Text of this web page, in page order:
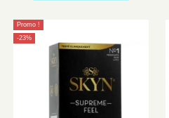
Promo !
-23%